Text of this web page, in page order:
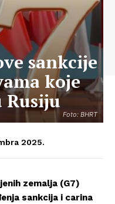
Foto: BHRT
sankcije
koje
Rusiju
2025.
zemalja (G7)
sankcija i carina